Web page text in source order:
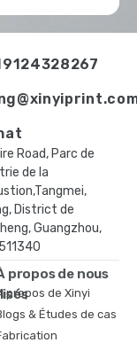
Road, Parc de
de la
District de
Guangzhou,
propos de nous
propos de Xinyi
& Études de cas